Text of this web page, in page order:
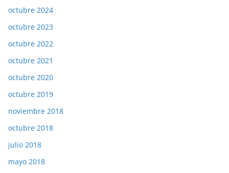
octubre 2024
octubre 2023
octubre 2022
octubre 2021
octubre 2020
octubre 2019
noviembre 2018
octubre 2018
julio 2018
mayo 2018